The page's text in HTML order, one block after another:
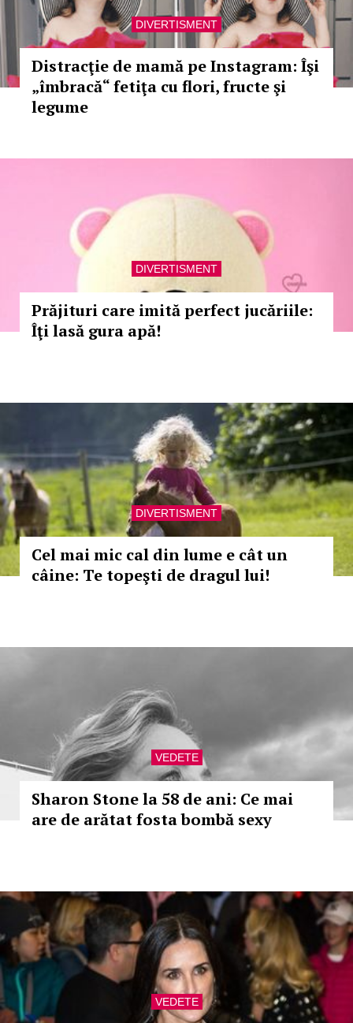
DIVERTISMENT
Distracţie de mamă pe Instagram: Îşi
„îmbracă“ fetiţa cu flori, fructe şi
legume
DIVERTISMENT
Prăjituri care imită perfect jucăriile:
Îţi lasă gura apă!
DIVERTISMENT
Cel mai mic cal din lume e cât un
câine: Te topeşti de dragul lui!
VEDETE
Sharon Stone la 58 de ani: Ce mai
are de arătat fosta bombă sexy
VEDETE